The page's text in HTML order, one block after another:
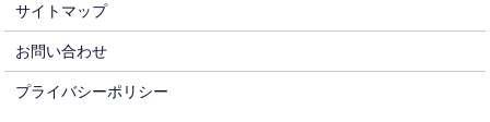
サイトマップ
お問い合わせ
プライバシーポリシー